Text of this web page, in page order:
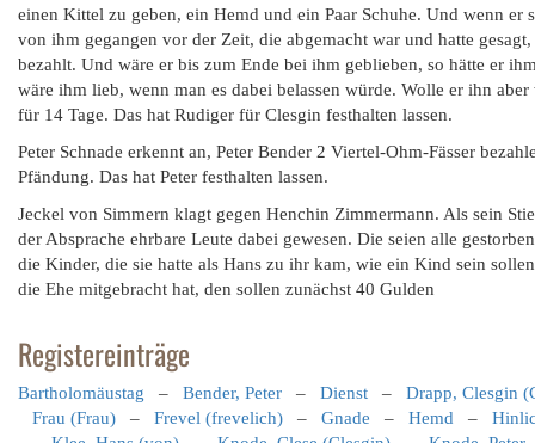
einen Kittel zu geben, ein Hemd und ein Paar Schuhe. Und wenn er
von ihm gegangen vor der Zeit, die abgemacht war und hatte
bezahlt. Und wäre er bis zum Ende bei ihm geblieben, so hätte er
wäre ihm lieb, wenn man es dabei belassen würde. Wolle er ihn
für 14 Tage. Das hat Rudiger für Clesgin festhalten lassen.
Peter Schnade erkennt an, Peter Bender 2 Viertel-Ohm-Fässer
Pfändung. Das hat Peter festhalten lassen.
Jeckel von Simmern klagt gegen Henchin Zimmermann. Als sein
der Absprache ehrbare Leute dabei gewesen. Die seien alle
die Kinder, die sie hatte als Hans zu ihr kam, wie ein Kind sein
die Ehe mitgebracht hat, den sollen zunächst 40 Gulden
Registereinträge
Bartholomäustag – Bender, Peter – Dienst – Drapp, Clesgin
Frau (Frau) – Frevel (frevelich) – Gnade – Hemd –